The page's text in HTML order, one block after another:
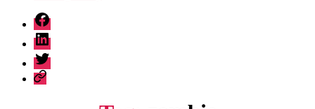
fb
linkedin
twitter
sessionize